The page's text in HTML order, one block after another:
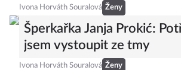
Ivona Horváth Souralová Ženy
Šperkařka Janja Prokić:
jsem vystoupit ze tmy
Ivona Horváth Souralová Ženy